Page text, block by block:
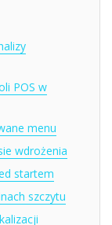
POS w
menu
wdrożenia
startem
szczytu